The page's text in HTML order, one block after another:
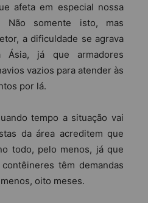
afeta em especial nossa
Não somente isto, mas
a dificuldade se agrava
Ásia, já que armadores
vazios para atender às
por lá.
tempo a situação vai
da área acreditem que
todo, pelo menos, já que
têm demandas
oito meses.